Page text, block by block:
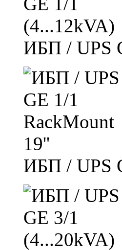
ИБП / UPS
ИБП / UPS